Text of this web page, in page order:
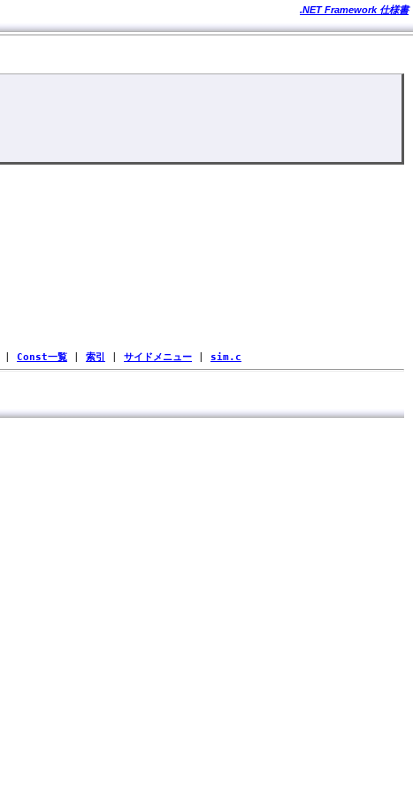
.NET Framework 仕様書
Const一覧 索引 サイドメニュー sim.c